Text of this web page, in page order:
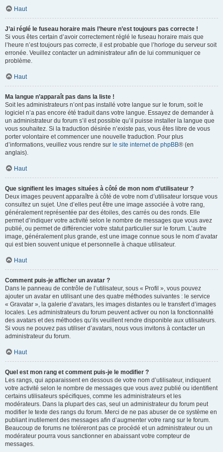
Haut
J’ai réglé le fuseau horaire mais l’heure n’est toujours pas correcte !
Si vous êtes certain d’avoir correctement réglé le fuseau horaire mais que
l’heure n’est toujours pas correcte, il est probable que l’horloge du serveur soit
erronée. Veuillez contacter un administrateur afin de lui communiquer ce
problème.
Haut
Ma langue n’apparaît pas dans la liste !
Soit les administrateurs n’ont pas installé votre langue sur le forum, soit le
logiciel n’a pas encore été traduit dans votre langue. Essayez de demander à
un administrateur du forum s’il est possible qu’il puisse installer la langue que
vous souhaitez. Si la traduction désirée n’existe pas, vous êtes libre de vous
porter volontaire et commencer une nouvelle traduction. Pour plus
d’informations, veuillez vous rendre sur le site internet de phpBB® (en
anglais).
Haut
Que signifient les images situées à côté de mon nom d’utilisateur ?
Deux images peuvent apparaître à côté de votre nom d’utilisateur lorsque vous
consultez un sujet. Une d’elles peut être une image associée à votre rang,
généralement représentée par des étoiles, des carrés ou des ronds. Elle
permet d’indiquer votre activité selon le nombre de messages que vous avez
publié, ou permet de différencier votre statut particulier sur le forum. L’autre
image, généralement plus grande, est une image connue sous le nom d’avatar
qui est bien souvent unique et personnelle à chaque utilisateur.
Haut
Comment puis-je afficher un avatar ?
Dans le panneau de contrôle de l’utilisateur, sous « Profil », vous pouvez
ajouter un avatar en utilisant une des quatre méthodes suivantes : le service
« Gravatar », la galerie d’avatars, les images distantes ou le transfert d’images
locales. Les administrateurs du forum peuvent activer ou non la fonctionnalité
des avatars et des méthodes qu’ils veuillent rendre disponible aux utilisateurs.
Si vous ne pouvez pas utiliser d’avatars, nous vous invitons à contacter un
administrateur du forum.
Haut
Quel est mon rang et comment puis-je le modifier ?
Les rangs, qui apparaissent en dessous de votre nom d’utilisateur, indiquent
votre activité selon le nombre de messages que vous avez publié ou identifient
certains utilisateurs spécifiques, comme les administrateurs et les
modérateurs. Dans la plupart des cas, seul un administrateur du forum peut
modifier le texte des rangs du forum. Merci de ne pas abuser de ce système en
publiant inutilement des messages afin d’augmenter votre rang sur le forum.
Beaucoup de forums ne toléreront pas ce procédé et un administrateur ou un
modérateur pourra vous sanctionner en abaissant votre compteur de
messages.